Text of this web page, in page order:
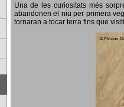
Una de les curiositats més
abandonen el niu per primera
tornaran a tocar terra fins que